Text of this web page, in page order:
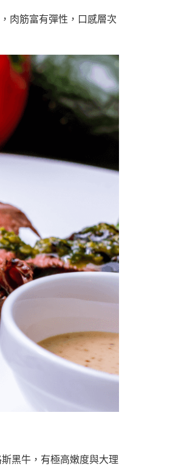
肉筋富有彈性，口感層次
黑牛，有極高嫩度與大理